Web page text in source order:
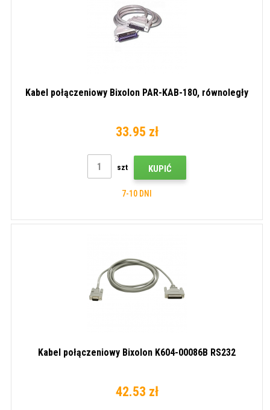
Kabel połączeniowy Bixolon PAR-KAB-180, równoległy
33.95 zł
szt KUPIĆ
7-10 DNI
Kabel połączeniowy Bixolon K604-00086B RS232
42.53 zł